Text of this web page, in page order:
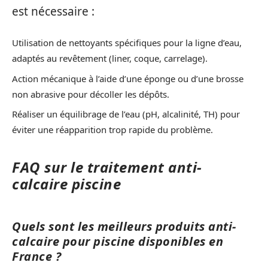
est nécessaire :
Utilisation de nettoyants spécifiques pour la ligne d’eau,
adaptés au revêtement (liner, coque, carrelage).
Action mécanique à l’aide d’une éponge ou d’une brosse
non abrasive pour décoller les dépôts.
Réaliser un équilibrage de l’eau (pH, alcalinité, TH) pour
éviter une réapparition trop rapide du problème.
FAQ sur le traitement anti-
calcaire piscine
Quels sont les meilleurs produits anti-
calcaire pour piscine disponibles en
France ?